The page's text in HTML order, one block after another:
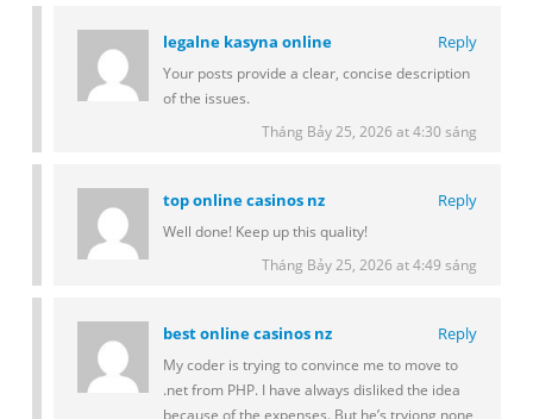
legalne kasyna online Reply
Your posts provide a clear, concise description
of the issues.
Tháng Bảy 25, 2026 at 4:30 sáng
top online casinos nz Reply
Well done! Keep up this quality!
Tháng Bảy 25, 2026 at 4:49 sáng
best online casinos nz Reply
My coder is trying to convince me to move to
.net from PHP. I have always disliked the idea
because of the expenses. But he’s tryiong none